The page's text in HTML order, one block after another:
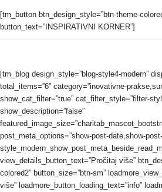
[tm_button btn_design_style=”btn-theme-
button_text=”INSPIRATIVNI KORNER”]
[tm_blog design_style=”blog-style4-modern”
total_items=”6” category=”inovativne-
show_cat_filter=”true” cat_filter_style=”filter-
show_description=”false”
post_meta_options=”show-post-date,show-
view_details_button_text=”Pročitaj više”
colored2” button_size=”btn-sm”
više” loadmore_button_loading_text=”info”